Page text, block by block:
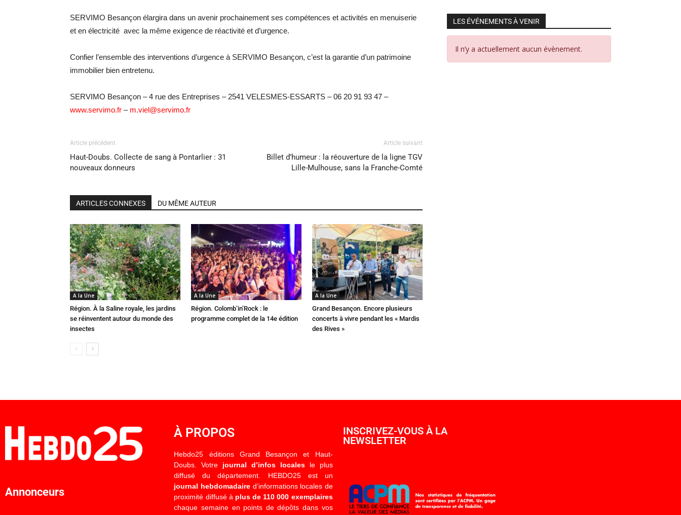
SERVIMO Besançon élargira dans un avenir prochainement ses compétences et activités en menuiserie
et en électricité avec la même exigence de réactivité et d’urgence.
Confier l’ensemble des interventions d’urgence à SERVIMO Besançon, c’est la garantie d’un patrimoine
immobilier bien entretenu.
SERVIMO Besançon – 4 rue des Entreprises – 2541 VELESMES-ESSARTS – 06 20 91 93 47 –
www.servimo.fr – m.viel@servimo.fr
Article précédent
Haut-Doubs. Collecte de sang à Pontarlier : 31
nouveaux donneurs
Article suivant
Billet d’humeur : la réouverture de la ligne TGV
Lille-Mulhouse, sans la Franche-Comté
ARTICLES CONNEXES DU MÊME AUTEUR
A la Une
Région. À la Saline royale, les jardins
se réinventent autour du monde des
insectes
A la Une
Région. Colomb’in’Rock : le
programme complet de la 14e édition
A la Une
Grand Besançon. Encore plusieurs
concerts à vivre pendant les « Mardis
des Rives »
LES ÉVÉNEMENTS À VENIR
Il n’y a actuellement aucun évènement.
Annonceurs
À PROPOS
Hebdo25 éditions Grand Besançon et Haut-
Doubs. Votre journal d’infos localesle plus
diffusé du département. HEBDO25 est un
journal hebdomadaired’informations locales de
proximité diffusé à plus de 110 000 exemplaires
chaque semaine en points de dépôts dans vos
INSCRIVEZ-VOUS À LA
NEWSLETTER